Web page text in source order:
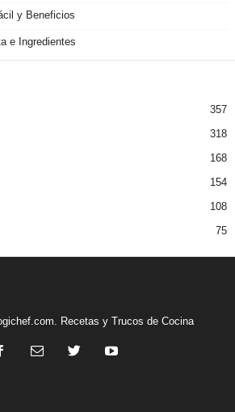
y Beneficios
e Ingredientes
357
318
168
154
108
75
Recetas y Trucos de Cocina